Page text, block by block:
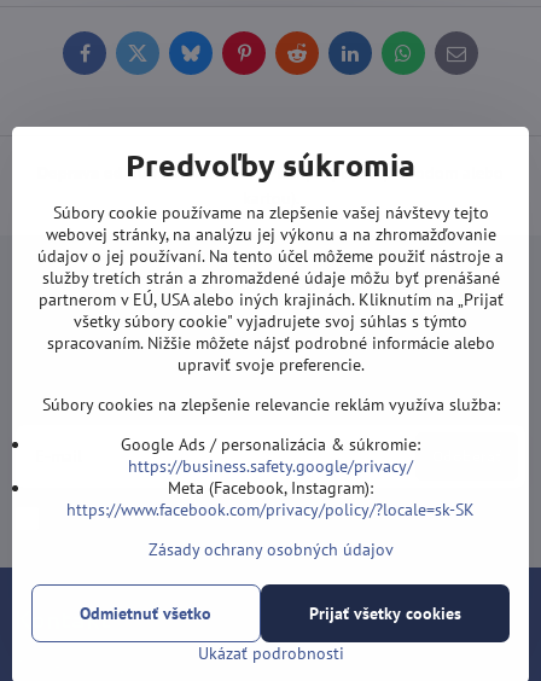
FacebookTwitterBlueskyPinterestReddit LinkedInWhatsApp
E-
mail
Doprava od 100 EUR ZDARMA(Platí pri platbe prevodom alebo
Newsletter
Odoberať naše novinky:
Chcem sa prihlásiť k odberu noviniek e-mailom
Kontakt
Predvoľby súkromia
Súbory cookie používame na zlepšenie vašej návštevy tejto
webovej stránky, na analýzu jej výkonu a na zhromažďovanie
údajov o jej používaní. Na tento účel môžeme použiť nástroje a
služby tretích strán a zhromaždené údaje môžu byť prenášané
partnerom v EÚ, USA alebo iných krajinách. Kliknutím na „Prijať
všetky súbory cookie" vyjadrujete svoj súhlas s týmto
spracovaním. Nižšie môžete nájsť podrobné informácie alebo
upraviť svoje preferencie.
Súbory cookies na zlepšenie relevancie reklám využíva služba:
Google Ads / personalizácia & súkromie:
https://business.safety.google/privacy/
Meta (Facebook, Instagram):
https://www.facebook.com/privacy/policy/?locale=sk-SK
Zásady ochrany osobných údajov
Ukázať podrobnosti
Prijať všetky cookies
Odmietnuť všetko